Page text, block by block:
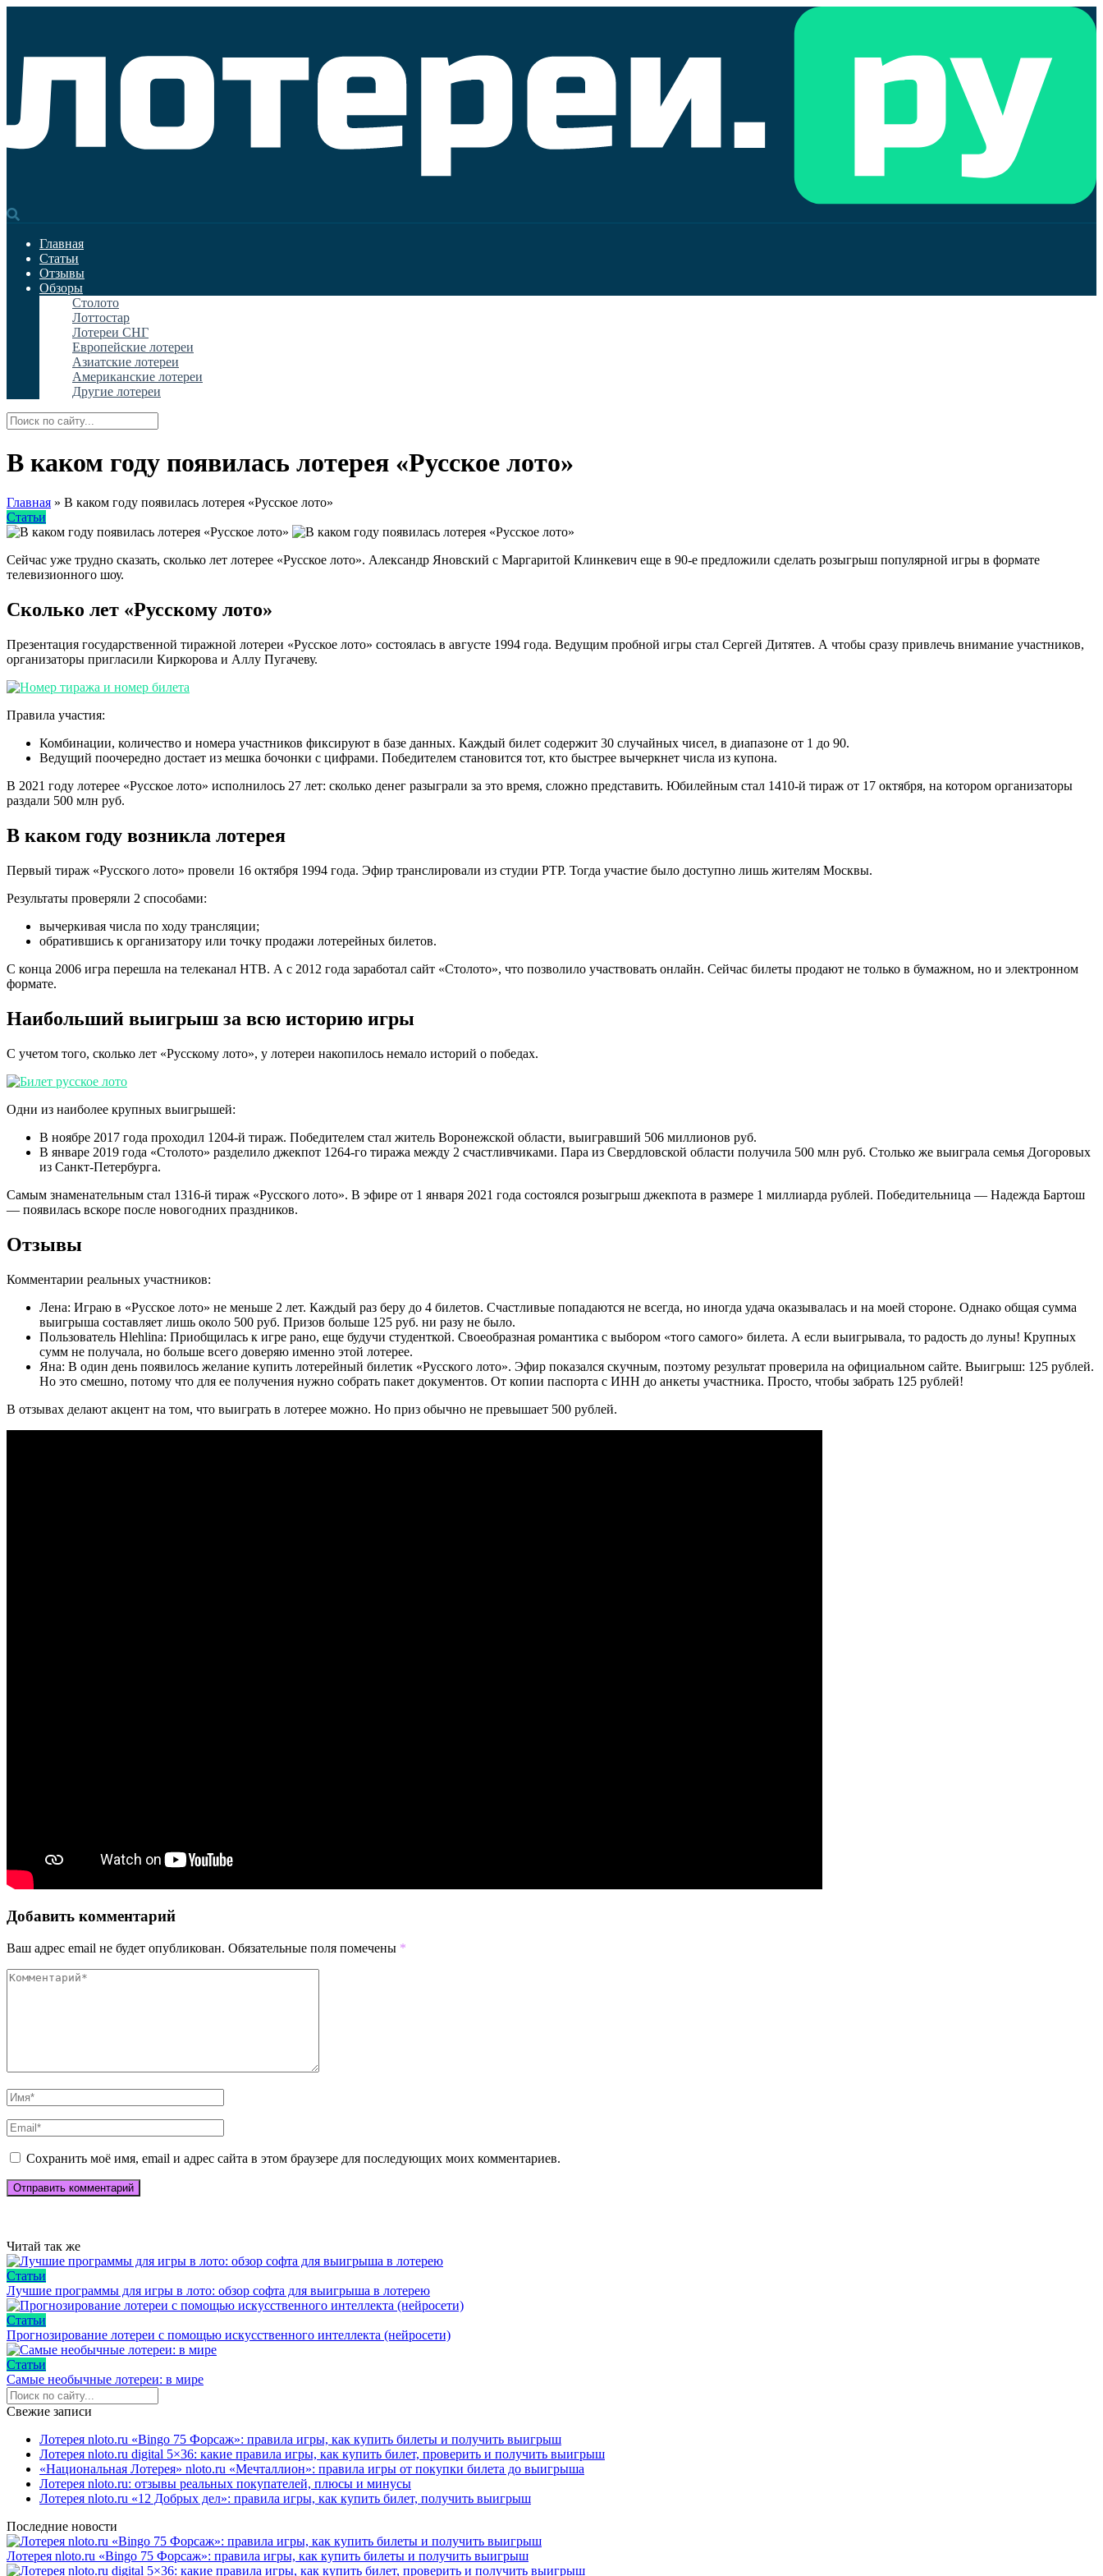
Главная
Статьи
Отзывы
Обзоры
Столото
Лоттостар
Лотереи СНГ
Европейские лотереи
Азиатские лотереи
Американские лотереи
Другие лотереи
В каком году появилась лотерея «Русское лото»
Главная » В каком году появилась лотерея «Русское лото»
Статьи
Сейчас уже трудно сказать, сколько лет лотерее «Русское лото». Александр Яновский с Маргаритой Клинкевич еще в 90-е предложили сделать розыгрыш популярной игры в формате
телевизионного шоу.
Сколько лет «Русскому лото»
Презентация государственной тиражной лотереи «Русское лото» состоялась в августе 1994 года. Ведущим пробной игры стал Сергей Дитятев. А чтобы сразу привлечь внимание участников,
организаторы пригласили Киркорова и Аллу Пугачеву.
Правила участия:
Комбинации, количество и номера участников фиксируют в базе данных. Каждый билет содержит 30 случайных чисел, в диапазоне от 1 до 90.
Ведущий поочередно достает из мешка бочонки с цифрами. Победителем становится тот, кто быстрее вычеркнет числа из купона.
В 2021 году лотерее «Русское лото» исполнилось 27 лет: сколько денег разыграли за это время, сложно представить. Юбилейным стал 1410-й тираж от 17 октября, на котором организаторы
раздали 500 млн руб.
В каком году возникла лотерея
Первый тираж «Русского лото» провели 16 октября 1994 года. Эфир транслировали из студии РТР. Тогда участие было доступно лишь жителям Москвы.
Результаты проверяли 2 способами:
вычеркивая числа по ходу трансляции;
обратившись к организатору или точку продажи лотерейных билетов.
С конца 2006 игра перешла на телеканал НТВ. А с 2012 года заработал сайт «Столото», что позволило участвовать онлайн. Сейчас билеты продают не только в бумажном, но и электронном
формате.
Наибольший выигрыш за всю историю игры
С учетом того, сколько лет «Русскому лото», у лотереи накопилось немало историй о победах.
Одни из наиболее крупных выигрышей:
В ноябре 2017 года проходил 1204-й тираж. Победителем стал житель Воронежской области, выигравший 506 миллионов руб.
В январе 2019 года «Столото» разделило джекпот 1264-го тиража между 2 счастливчиками. Пара из Свердловской области получила 500 млн руб. Столько же выиграла семья Догоровых
из Санкт-Петербурга.
Самым знаменательным стал 1316-й тираж «Русского лото». В эфире от 1 января 2021 года состоялся розыгрыш джекпота в размере 1 миллиарда рублей. Победительница — Надежда Бартош
— появилась вскоре после новогодних праздников.
Отзывы
Комментарии реальных участников:
Лена: Играю в «Русское лото» не меньше 2 лет. Каждый раз беру до 4 билетов. Счастливые попадаются не всегда, но иногда удача оказывалась и на моей стороне. Однако общая сумма
выигрыша составляет лишь около 500 руб. Призов больше 125 руб. ни разу не было.
Пользователь Hlehlina: Приобщилась к игре рано, еще будучи студенткой. Своеобразная романтика с выбором «того самого» билета. А если выигрывала, то радость до луны! Крупных
сумм не получала, но больше всего доверяю именно этой лотерее.
Яна: В один день появилось желание купить лотерейный билетик «Русского лото». Эфир показался скучным, поэтому результат проверила на официальном сайте. Выигрыш: 125 рублей.
Но это смешно, потому что для ее получения нужно собрать пакет документов. От копии паспорта с ИНН до анкеты участника. Просто, чтобы забрать 125 рублей!
В отзывах делают акцент на том, что выиграть в лотерее можно. Но приз обычно не превышает 500 рублей.
Добавить комментарий
Ваш адрес email не будет опубликован. Обязательные поля помечены *
Сохранить моё имя, email и адрес сайта в этом браузере для последующих моих комментариев.
Читай так же
Статьи
Лучшие программы для игры в лото: обзор софта для выигрыша в лотерею
Статьи
Прогнозирование лотереи с помощью искусственного интеллекта (нейросети)
Статьи
Самые необычные лотереи: в мире
Свежие записи
Лотерея nloto.ru «Bingo 75 Форсаж»: правила игры, как купить билеты и получить выигрыш
Лотерея nloto.ru digital 5×36: какие правила игры, как купить билет, проверить и получить выигрыш
«Национальная Лотерея» nloto.ru «Мечталлион»: правила игры от покупки билета до выигрыша
Лотерея nloto.ru: отзывы реальных покупателей, плюсы и минусы
Лотерея nloto.ru «12 Добрых дел»: правила игры, как купить билет, получить выигрыш
Последние новости
Лотерея nloto.ru «Bingo 75 Форсаж»: правила игры, как купить билеты и получить выигрыш